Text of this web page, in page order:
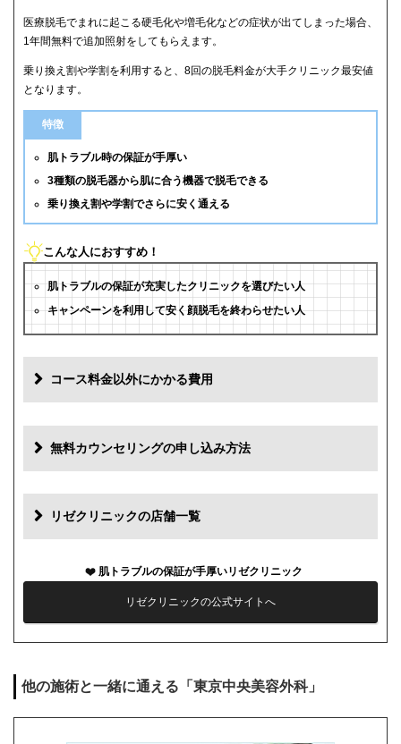
医療脱毛でまれに起こる硬毛化や増毛化などの症状が出てしまった場合、
1年間無料で追加照射をしてもらえます。
乗り換え割や学割を利用すると、8回の脱毛料金が大手クリニック最安値
となります。
特徴
肌トラブル時の保証が手厚い
3種類の脱毛器から肌に合う機器で脱毛できる
乗り換え割や学割でさらに安く通える
こんな人におすすめ！
肌トラブルの保証が充実したクリニックを選びたい人
キャンペーンを利用して安く顔脱毛を終わらせたい人
コース料金以外にかかる費用
初診料 0円
再診料 0円
薬代 0円
シェービング代 0円
キャンセル料 前日まで無料
無料カウンセリングの申し込み方法
リゼクリニックの店舗一覧
肌トラブルの保証が手厚いリゼクリニック
リゼクリニックの公式サイトへ
他の施術と一緒に通える「東京中央美容外科」